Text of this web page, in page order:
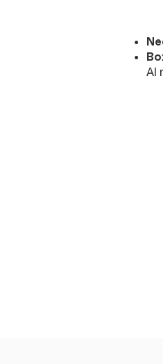
Al